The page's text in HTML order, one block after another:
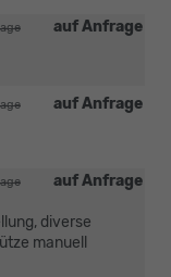
auf Anfrage
auf Anfrage
auf Anfrage
diverse
manuell